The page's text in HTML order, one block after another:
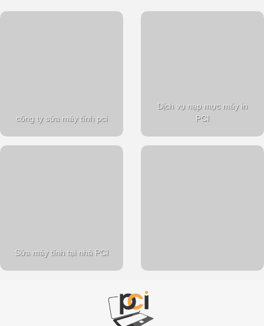
công ty sửa máy tính pci
Dịch vụ nạp mực máy in
PCI
Sửa máy tính tại nhà PCI